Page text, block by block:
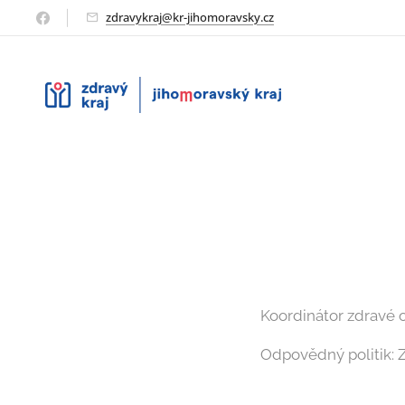
zdravykraj@kr-jihomoravsky.cz
Koordinátor zdravé
Odpovědný politik: